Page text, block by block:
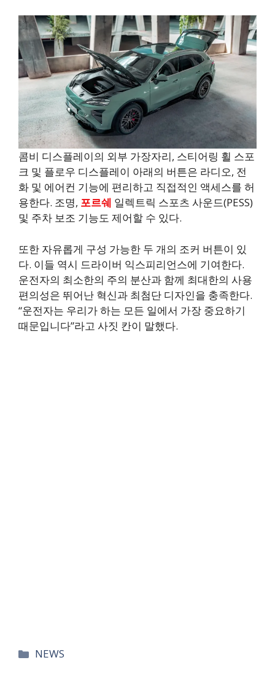
콤비 디스플레이의 외부 가장자리, 스티어링 휠 스포
크 및 플로우 디스플레이 아래의 버튼은 라디오, 전
화 및 에어컨 기능에 편리하고 직접적인 액세스를 허
용한다. 조명, 포르쉐 일렉트릭 스포츠 사운드(PESS)
및 주차 보조 기능도 제어할 수 있다.
또한 자유롭게 구성 가능한 두 개의 조커 버튼이 있
다. 이들 역시 드라이버 익스피리언스에 기여한다.
운전자의 최소한의 주의 분산과 함께 최대한의 사용
편의성은 뛰어난 혁신과 최첨단 디자인을 충족한다.
“운전자는 우리가 하는 모든 일에서 가장 중요하기
때문입니다”라고 사짓 칸이 말했다.
카
NEWS